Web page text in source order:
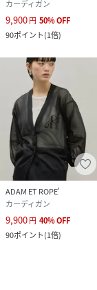
カーディガン
9,900円 50%OFF
90ポイント(1倍)
ADAM ET ROPE'
カーディガン
9,900円 40%OFF
90ポイント(1倍)